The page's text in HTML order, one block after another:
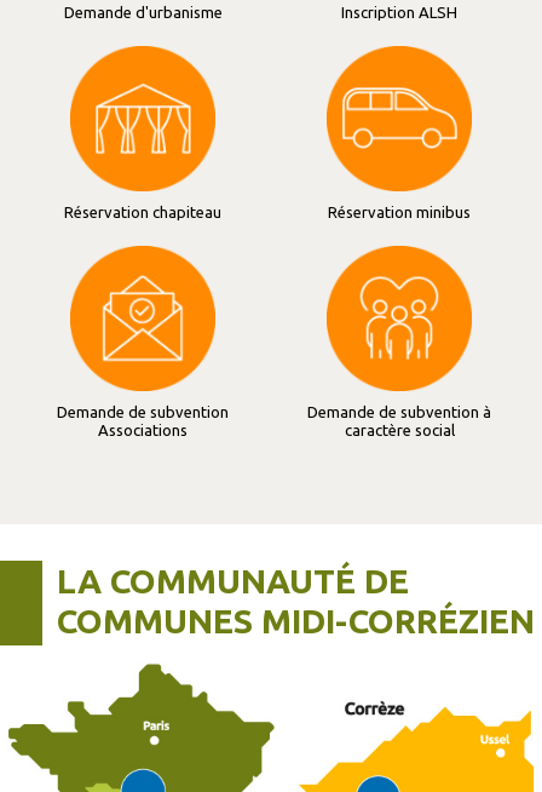
Demande d'urbanisme Inscription ALSH
Réservation chapiteau Réservation minibus
Demande de subvention
Associations
Demande de subvention à
caractère social
LA COMMUNAUTÉ DE
COMMUNES MIDI-CORRÉZIEN